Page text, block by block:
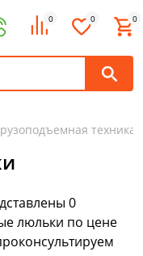
0 0 0
техника
0
люльки по цене